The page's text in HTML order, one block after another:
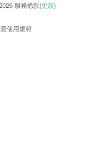
服務條款(更新)
使用規範